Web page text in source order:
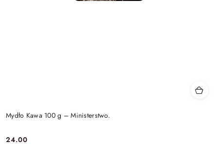
Mydło Kawa 100 g – Ministerstwo.
24.00